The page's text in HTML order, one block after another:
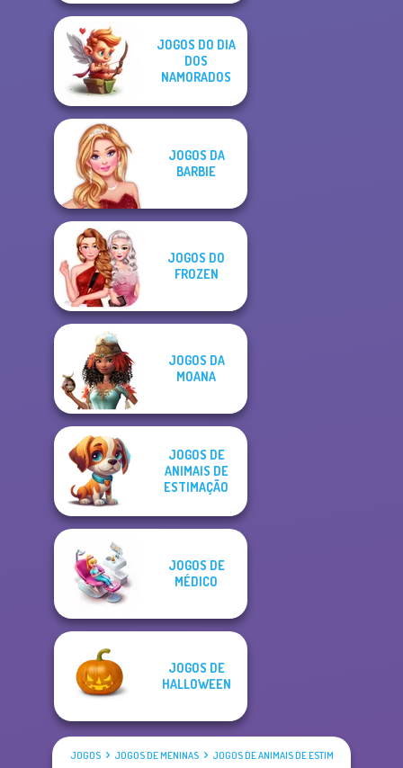
JOGOS DO DIA
DOS
NAMORADOS
JOGOS DA
BARBIE
JOGOS DO
FROZEN
JOGOS DA
MOANA
JOGOS DE
ANIMAIS DE
ESTIMAÇÃO
JOGOS DE
MÉDICO
JOGOS DE
HALLOWEEN
JOGOS JOGOS DE MENINAS JOGOS DE ANIMAIS DE ESTIMAÇÃO